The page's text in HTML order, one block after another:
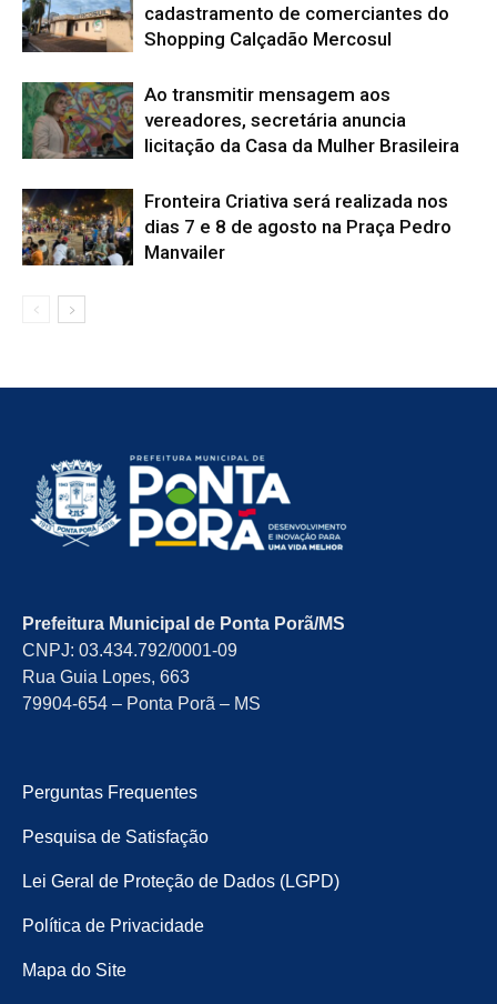
cadastramento de comerciantes do
Shopping Calçadão Mercosul
Ao transmitir mensagem aos
vereadores, secretária anuncia
licitação da Casa da Mulher Brasileira
Fronteira Criativa será realizada nos
dias 7 e 8 de agosto na Praça Pedro
Manvailer
Prefeitura Municipal de Ponta Porã/MS
CNPJ: 03.434.792/0001-09
Rua Guia Lopes, 663
79904-654 – Ponta Porã – MS
Perguntas Frequentes
Pesquisa de Satisfação
Lei Geral de Proteção de Dados (LGPD)
Política de Privacidade
Mapa do Site